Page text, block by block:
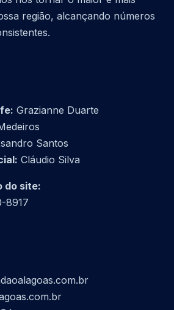
região, alcançando números
Grazianne Duarte
Santos
Cláudio Silva
do site:
8917